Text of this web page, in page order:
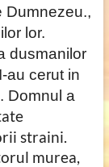
Dumnezeu.,
lor.
dusmanilor
au cerut in
Domnul a
straini.
murea,